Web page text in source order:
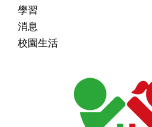
學習
消息
校園生活